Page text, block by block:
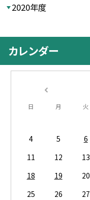
2020年度
カレンダー
日 月 火
4
5 6
11
12 13
18
19 20
25
26 27